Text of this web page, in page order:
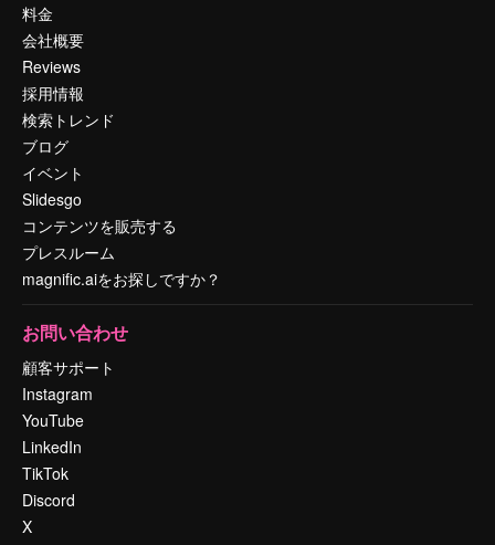
料金
会社概要
Reviews
採用情報
検索トレンド
ブログ
イベント
Slidesgo
コンテンツを販売する
プレスルーム
magnific.aiをお探しですか？
お問い合わせ
顧客サポート
Instagram
YouTube
LinkedIn
TikTok
Discord
X